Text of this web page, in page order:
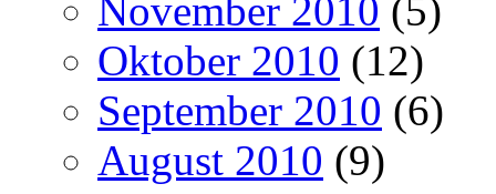
November 2010 (5)
Oktober 2010 (12)
September 2010 (6)
August 2010 (9)